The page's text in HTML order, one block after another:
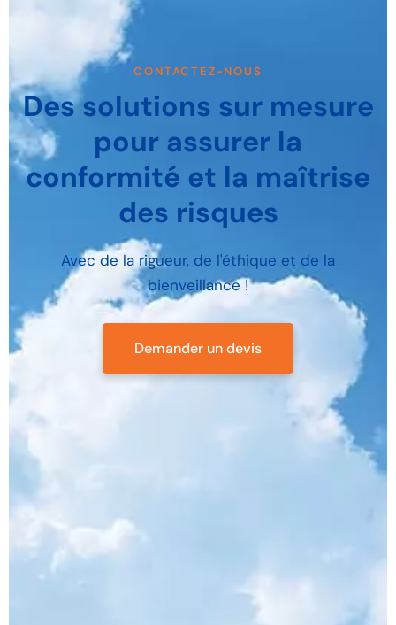
CONTACTEZ-NOUS
Des solutions sur mesure
pour assurer la
conformité et la maîtrise
des risques
Avec de la rigueur, de l'éthique et de la
bienveillance !
Demander un devis